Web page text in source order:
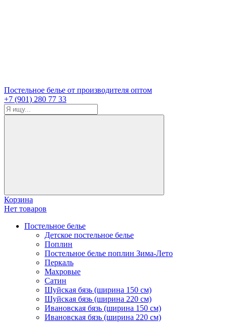
Постельное белье от производителя оптом
+7 (901) 280 77 33
Корзина
Нет товаров
Постельное белье
Детское постельное белье
Поплин
Постельное белье поплин Зима-Лето
Перкаль
Махровые
Сатин
Шуйская бязь (ширина 150 см)
Шуйская бязь (ширина 220 см)
Ивановская бязь (ширина 150 см)
Ивановская бязь (ширина 220 см)